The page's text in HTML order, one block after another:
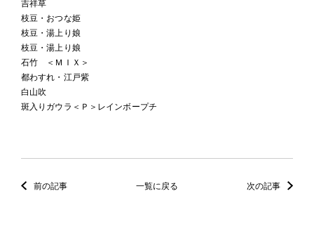
吉祥草
枝豆・おつな姫
枝豆・湯上り娘
枝豆・湯上り娘
石竹 ＜ＭＩＸ＞
都わすれ・江戸紫
白山吹
斑入りガウラ＜Ｐ＞レインボープチ
前の記事 一覧に戻る 次の記事